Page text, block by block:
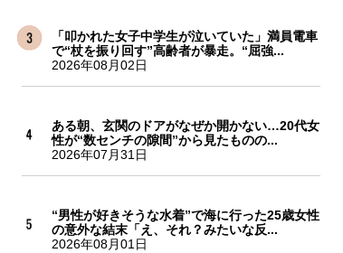
「叩かれた女子中学生が泣いていた」満員電車
で“杖を振り回す”高齢者が暴走。“屈強...
2026年08月02日
ある朝、玄関のドアがなぜか開かない…20代女
性が“数センチの隙間”から見たものの...
2026年07月31日
“男性が好きそうな水着”で海に行った25歳女性
の意外な結末「え、それ？みたいな反...
2026年08月01日